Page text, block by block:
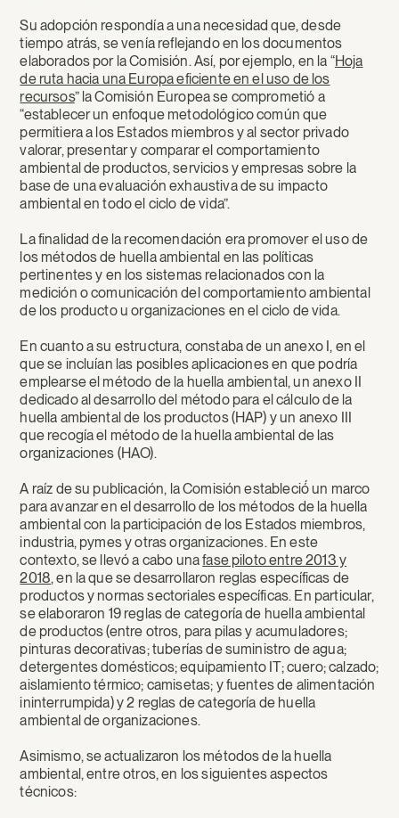
Su adopción respondía a una necesidad que, desde
tiempo atrás, se venía reflejando en los documentos
elaborados por la Comisión. Así, por ejemplo, en la “Hoja
de ruta hacia una Europa eficiente en el uso de los
recursos” la Comisión Europea se comprometió a
“establecer un enfoque metodológico común que
permitiera a los Estados miembros y al sector privado
valorar, presentar y comparar el comportamiento
ambiental de productos, servicios y empresas sobre la
base de una evaluación exhaustiva de su impacto
ambiental en todo el ciclo de vida”.
La finalidad de la recomendación era promover el uso de
los métodos de huella ambiental en las políticas
pertinentes y en los sistemas relacionados con la
medición o comunicación del comportamiento ambiental
de los producto u organizaciones en el ciclo de vida.
En cuanto a su estructura, constaba de un anexo I, en el
que se incluían las posibles aplicaciones en que podría
emplearse el método de la huella ambiental, un anexo II
dedicado al desarrollo del método para el cálculo de la
huella ambiental de los productos (HAP) y un anexo III
que recogía el método de la huella ambiental de las
organizaciones (HAO).
A raíz de su publicación, la Comisión estableció́ un marco
para avanzar en el desarrollo de los métodos de la huella
ambiental con la participación de los Estados miembros,
industria, pymes y otras organizaciones. En este
contexto, se llevó a cabo unafase piloto entre 2013 y
2018, en la que se desarrollaron reglas específicas de
productos y normas sectoriales específicas. En particular,
se elaboraron 19 reglas de categoría de huella ambiental
de productos (entre otros, para pilas y acumuladores;
pinturas decorativas; tuberías de suministro de agua;
detergentes domésticos; equipamiento IT; cuero; calzado;
aislamiento térmico; camisetas; y fuentes de alimentación
ininterrumpida) y 2 reglas de categoría de huella
ambiental de organizaciones.
Asimismo, se actualizaron los métodos de la huella
ambiental, entre otros, en los siguientes aspectos
técnicos: